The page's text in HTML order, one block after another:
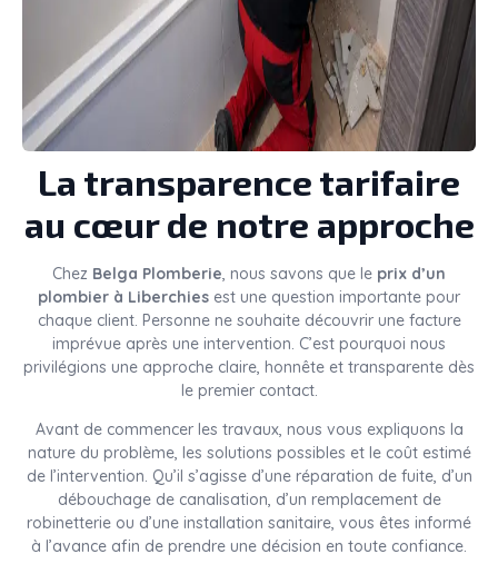
La transparence tarifaire
au cœur de notre approche
Chez Belga Plomberie, nous savons que le prix d’un
plombier à Liberchies est une question importante pour
chaque client. Personne ne souhaite découvrir une facture
imprévue après une intervention. C’est pourquoi nous
privilégions une approche claire, honnête et transparente dès
le premier contact.
Avant de commencer les travaux, nous vous expliquons la
nature du problème, les solutions possibles et le coût estimé
de l’intervention. Qu’il s’agisse d’une réparation de fuite, d’un
débouchage de canalisation, d’un remplacement de
robinetterie ou d’une installation sanitaire, vous êtes informé
à l’avance afin de prendre une décision en toute confiance.